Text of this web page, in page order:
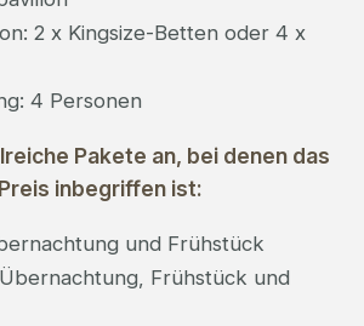
2 x Kingsize-Betten oder 4 x
4 Personen
Pakete an, bei denen das
inbegriffen ist:
und Frühstück
Frühstück und